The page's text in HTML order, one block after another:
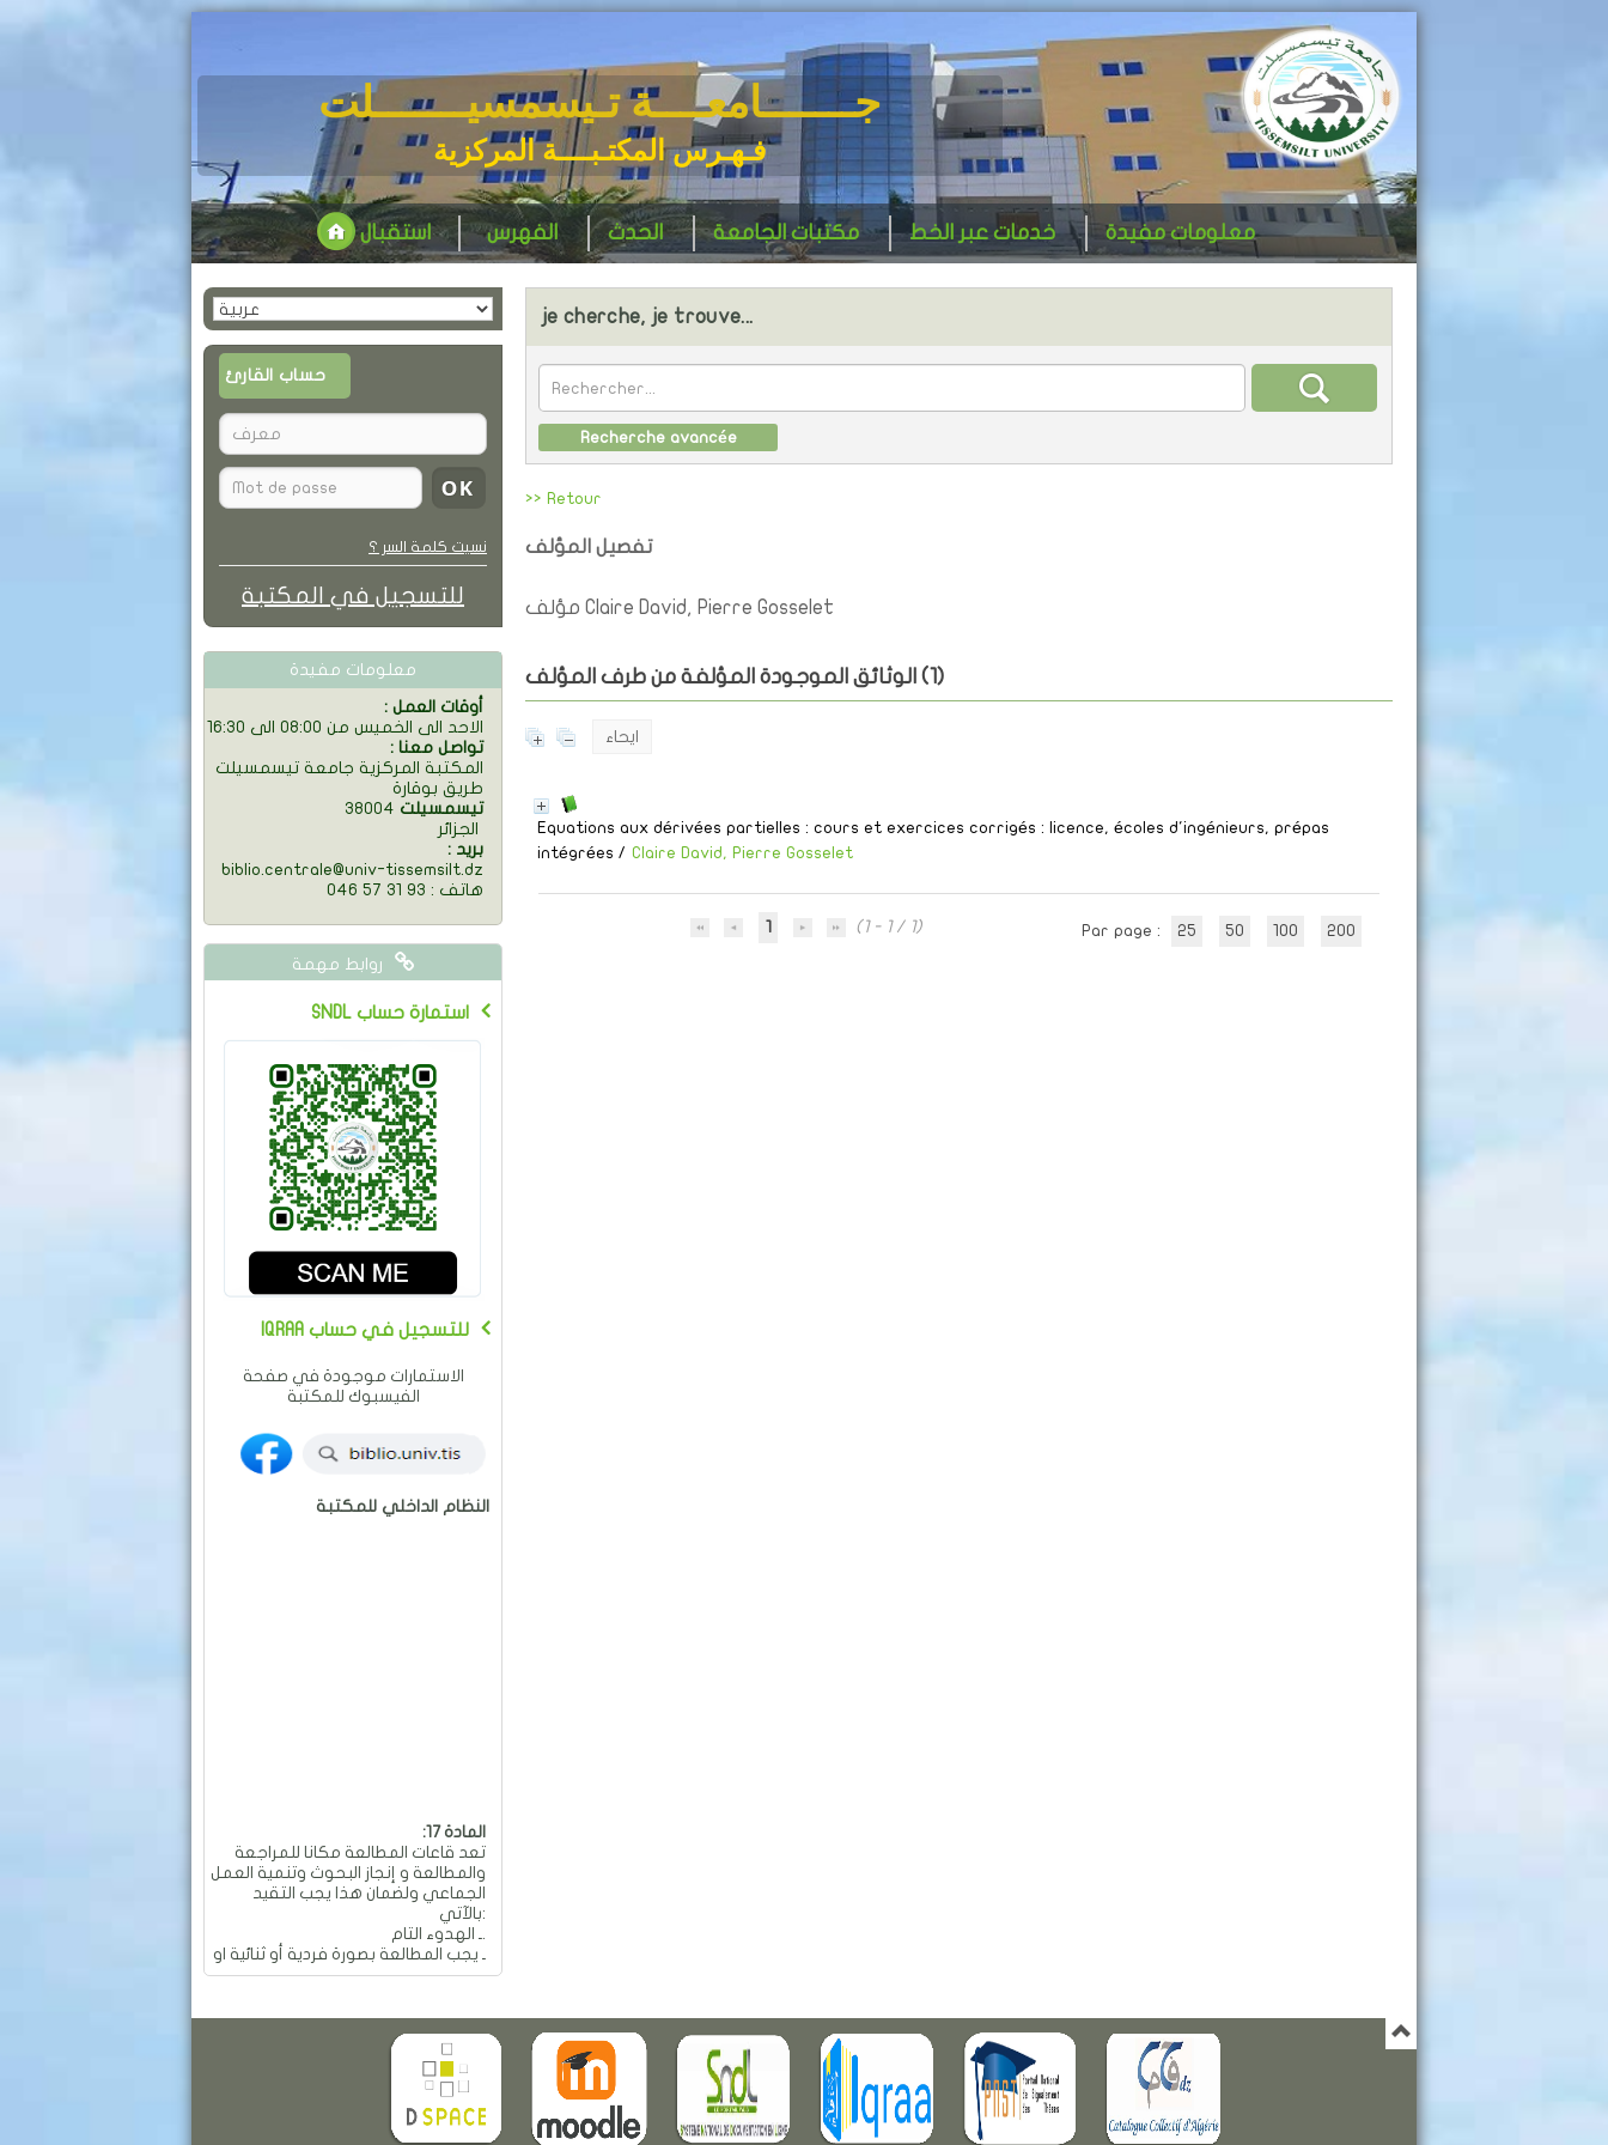
جـــــــامعــــة تـيسمسيـــــــلت
فـهـرس المكتـبــــة المركزية
الفهرس الحدث مكتبات الجامعة خدمات عبر الخط معلومات مفيدة استقبال
je cherche, je trouve...
Recherche avancée
>> Retour
تفصيل المؤلف
مؤلف Claire David, Pierre Gosselet
الوثائق الموجودة المؤلفة من طرف المؤلف (1)
ايحاء
Equations aux dérivées partielles : cours et exercices corrigés : licence, écoles d'ingénieurs, prépas
intégrées / Claire David, Pierre Gosselet
1 (1 - 1 / 1) Par page : 25 50 100 200
حساب القارئ
نسيت كلمة السر ؟
للتسجيل في المكتبة
معلومات مفيدة
: أوقات العمل
الاحد الى الخميس من 08:00 الى 16:30
: تواصل معنا
المكتبة المركزية جامعة تيسمسيلت
طريق بوقارة
38004 تيسمسيلت
: بريد
biblio.centrale@univ-tissemsilt.dz
046 57 31 93 : هاتف
روابط مهمة
SNDL استمارة حساب
IQRAA للتسجيل في حساب
الاستمارات موجودة في صفحة
الفيسبوك للمكتبة
النظام الداخلي للمكتبة
تعد قاعات المطالعة مكانا للمراجعة
والمطالعة و إنجاز البحوث وتنمية العمل
الجماعي ولضمان هذا يجب التقيد
بالآتي:
ـ الهدوء التام.
ـ يجب المطالعة بصورة فردية أو ثنائية او
جماعية و بهدوء تام.
ـ ممنوع العمل الجماعي والمناقشات
والضجيج داخل القاعة.
ـ ممنوع تجاوز عدد المقاعد المسموح
ـ ممنوع تحريك وتحويل الأثاث من
معدات وطاولات وكراسي من أماكنها